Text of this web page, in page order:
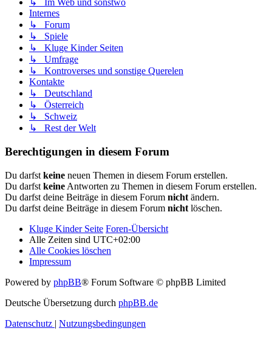
↳ Im Web und sonstwo
Internes
↳ Forum
↳ Spiele
↳ Kluge Kinder Seiten
↳ Umfrage
↳ Kontroverses und sonstige Querelen
Kontakte
↳ Deutschland
↳ Österreich
↳ Schweiz
↳ Rest der Welt
Berechtigungen in diesem Forum
Du darfst keine neuen Themen in diesem Forum erstellen.
Du darfst keine Antworten zu Themen in diesem Forum erstellen.
Du darfst deine Beiträge in diesem Forum nicht ändern.
Du darfst deine Beiträge in diesem Forum nicht löschen.
Kluge Kinder Seite Foren-Übersicht
Alle Zeiten sind UTC+02:00
Alle Cookies löschen
Impressum
Powered by phpBB® Forum Software © phpBB Limited
Deutsche Übersetzung durch phpBB.de
Datenschutz | Nutzungsbedingungen